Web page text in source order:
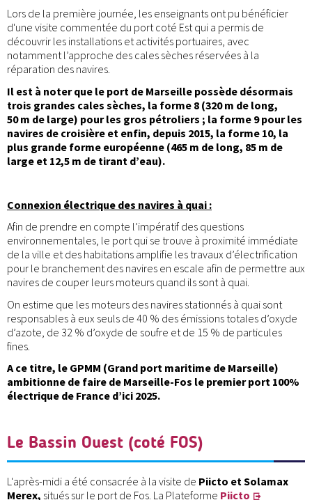
Lors de la première journée, les enseignants ont pu bénéficier
d'une visite commentée du port coté Est qui a permis de
découvrir les installations et activités portuaires, avec
notamment l’approche des cales sèches réservées à la
réparation des navires.
Il est à noter que le port de Marseille possède désormais
trois grandes cales sèches, la forme 8 (320 m de long,
50 m de large) pour les gros pétroliers ; la forme 9 pour les
navires de croisière et enfin, depuis 2015, la forme 10, la
plus grande forme européenne (465 m de long, 85 m de
large et 12,5 m de tirant d’eau).
Connexion électrique des navires à quai :
Afin de prendre en compte l’impératif des questions
environnementales, le port qui se trouve à proximité immédiate
de la ville et des habitations amplifie les travaux d’électrification
pour le branchement des navires en escale afin de permettre aux
navires de couper leurs moteurs quand ils sont à quai.
On estime que les moteurs des navires stationnés à quai sont
responsables à eux seuls de 40 % des émissions totales d’oxyde
d’azote, de 32 % d’oxyde de soufre et de 15 % de particules
fines.
A ce titre, le GPMM (Grand port maritime de Marseille)
ambitionne de faire de Marseille-Fos le premier port 100%
électrique de France d’ici 2025.
Le Bassin Ouest (coté FOS)
L'après-midi a été consacrée à la visite de Piicto et Solamax
Merex, situés sur le port de Fos. La Plateforme Piicto